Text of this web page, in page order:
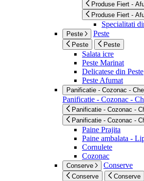
Produse Fiert -
Produse Fiert -
Specialitati
Peste Peste
Peste Peste
Salata icre
Peste Marinat
Delicatese din Peste
Peste Afumat
Panificatie - Cozonac -
Panificatie - Cozonac -
Panificatie - Cozonac -
Panificatie - Cozonac -
Paine Prajita
Paine ambalata -
Cornulete
Cozonac
Conserve Conserve
Conserve Conserve